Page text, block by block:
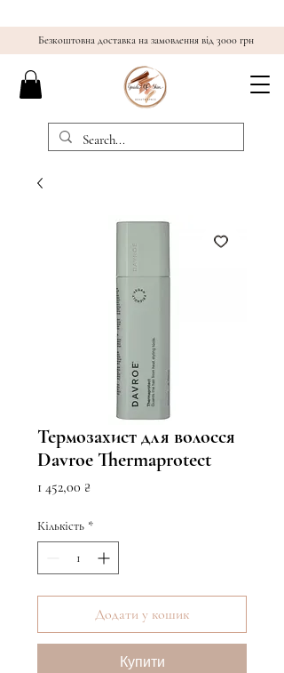
Безкоштовна доставка на замовлення від 3000 грн
Термозахист для волосся
Davroe Thermaprotect
1 452,00 ₴
Кількість *
Додати у кошик
Купити